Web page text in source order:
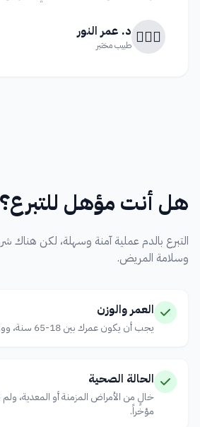
👨🏻‍⚕️ د. عمر النور
طبيب مختبر
هل أنت مؤهل للتبرع؟
التبرع بالدم عملية آمنة وسهلة، لكن
وسلامة المريض.
العمر والوزن
يجب أن يكون عمرك بين 18-65 سنة، ووزنك أكثر من 50 كجم.
الحالة الصحية
خالٍ من الأمراض المزمنة أو المعدية،
مؤخراً.